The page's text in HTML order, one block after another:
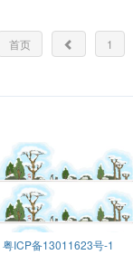
首页 1
粤ICP备13011623号-1